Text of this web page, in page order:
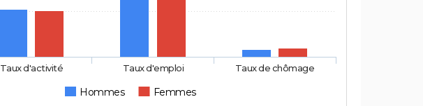
Hommes Femmes
Taux d'activité Taux d'emploi Taux de chômage